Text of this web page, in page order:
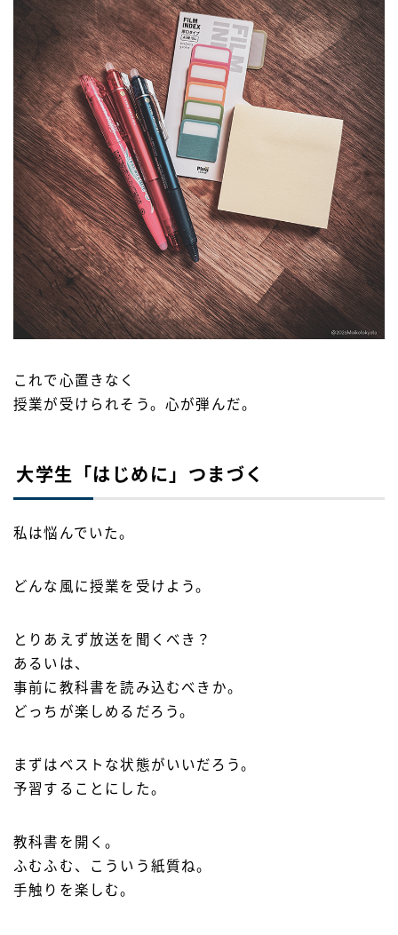
これで心置きなく
授業が受けられそう。心が弾んだ。
大学生「はじめに」つまづく
私は悩んでいた。
どんな風に授業を受けよう。
とりあえず放送を聞くべき？
あるいは、
事前に教科書を読み込むべきか。
どっちが楽しめるだろう。
まずはベストな状態がいいだろう。
予習することにした。
教科書を開く。
ふむふむ、こういう紙質ね。
手触りを楽しむ。